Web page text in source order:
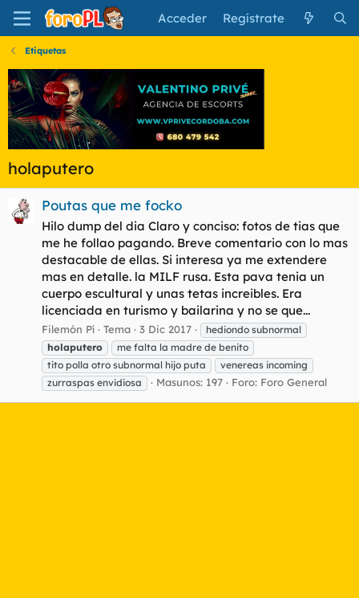
Acceder Regístrate
Etiquetas
holaputero
Poutas que me focko
Hilo dump del dia Claro y conciso: fotos de tias que
me he follao pagando. Breve comentario con lo mas
destacable de ellas. Si interesa ya me extendere
mas en detalle. la MILF rusa. Esta pava tenia un
cuerpo escultural y unas tetas increibles. Era
licenciada en turismo y bailarina y no se que...
Filemón Pí Tema 3 Dic 2017
hediondo subnormal
holaputero
me falta la madre de benito
tito polla otro subnormal hijo puta
venereas incoming
zurraspas envidiosa
Masunos: 197 Foro: Foro General